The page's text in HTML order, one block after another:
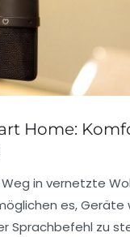
Home:
in vernetzte
es, Geräte
Sprachbefehl zu